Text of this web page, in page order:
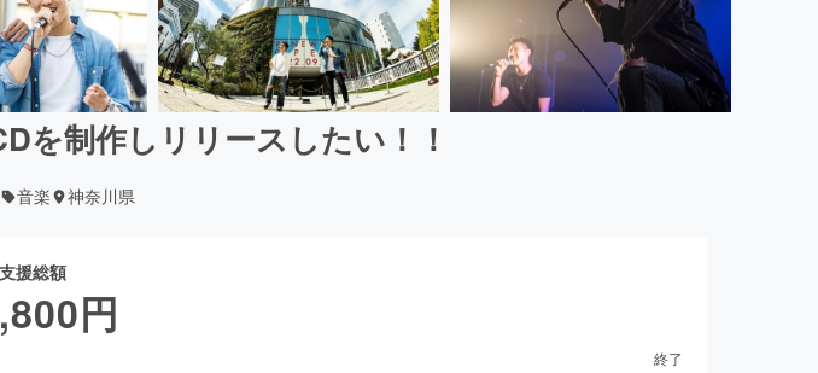
を制作しリリースしたい！！
音楽 神奈川県
援総額
円
終了